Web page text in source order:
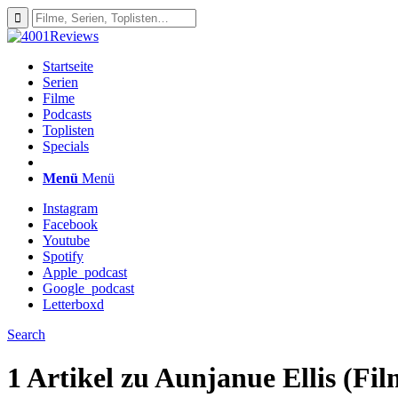
Startseite
Serien
Filme
Podcasts
Toplisten
Specials
Menü Menü
Instagram
Facebook
Youtube
Spotify
Apple_podcast
Google_podcast
Letterboxd
Search
1 Artikel zuAunjanue Ellis